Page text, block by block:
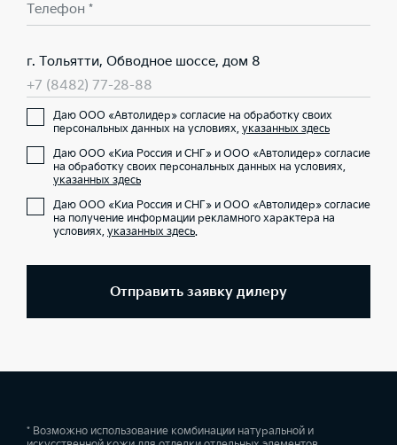
Телефон *
г. Тольятти, Обводное шоссе, дом 8
+7 (8482) 77-28-88
Даю ООО «Автолидер» согласие на обработку своих
персональных данных на условиях, указанных здесь
Даю ООО «Киа Россия и СНГ» и ООО «Автолидер» согласие
на обработку своих персональных данных на условиях,
указанных здесь
Даю ООО «Киа Россия и СНГ» и ООО «Автолидер» согласие
на получение информации рекламного характера на
условиях, указанных здесь.
Отправить заявку дилеру
* Возможно использование комбинации натуральной и